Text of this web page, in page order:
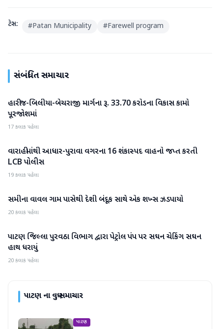
ટેગ્સ: #Patan Municipality #Farewell program
સંબંધિત સમાચાર
પાટણ
હારીજ-બિલીયા-બેચરાજી માર્ગના રૂ. 33.70 કરોડના વિકાસ કામો
પૂરજોશમાં
17 કલાક પહેલા
પાટણ
વારાહીમાંથી આધાર-પુરાવા વગરના 16 શંકાસ્પદ વાહનો જપ્ત કરતી
LCB પોલીસ
19 કલાક પહેલા
પાટણ
સમીના વાવલ ગામ પાસેથી દેશી બંદૂક સાથે એક શખ્સ ઝડપાયો
20 કલાક પહેલા
પાટણ
પાટણ જિલ્લા પુરવઠા વિભાગ દ્વારા પેટ્રોલ પંપ પર સઘન ચેકિંગ સઘન
હાથ ધરાયું
20 કલાક પહેલા
પાટણના વધુ સમાચાર
પાટણ